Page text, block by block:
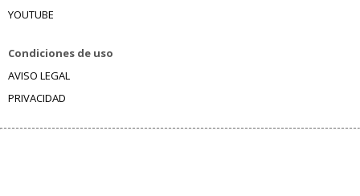
YOUTUBE
Condiciones de uso
AVISO LEGAL
PRIVACIDAD